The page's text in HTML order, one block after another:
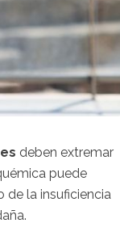
deben extremar
puede
de la insuficiencia